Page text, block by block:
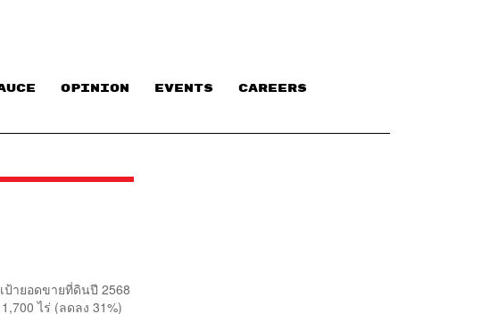
OPINION EVENTS CAREERS
ป้ายอดขายที่ดินปี 2568
ไร่ (ลดลง 31%)